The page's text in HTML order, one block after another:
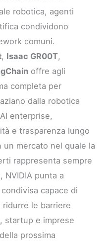
robotica, agenti
condividono
comuni.
, Isaac GR00T,
offre agli
completa per
dalla robotica
enterprise,
e trasparenza lungo
mercato nel quale la
rappresenta sempre
punta a
capace di
ridurre le barriere
startup e imprese
prossima